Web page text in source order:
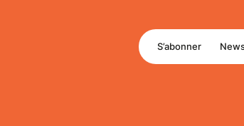
S’abonner